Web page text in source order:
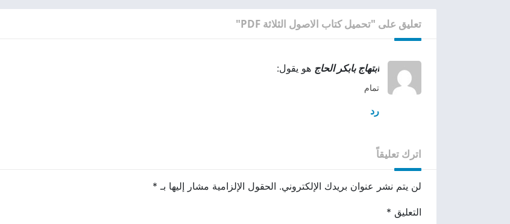
تعليق على "تحميل كتاب الاصول الثلاثة PDF"
ابتهاج بابكر الحاج هو يقول:
تمام
رد
اترك تعليقاً
لن يتم نشر عنوان بريدك الإلكتروني. الحقول الإلزامية مشار إليها بـ *
التعليق *